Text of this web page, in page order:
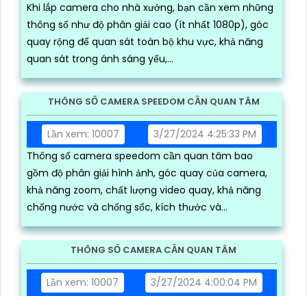
Khi lắp camera cho nhà xưởng, bạn cần xem những
thông số như độ phân giải cao (ít nhất 1080p), góc
quay rộng để quan sát toàn bộ khu vực, khả năng
quan sát trong ánh sáng yếu,...
THÔNG SỐ CAMERA SPEEDOM CẦN QUAN TÂM
Lần xem: 10007
3/27/2024 4:25:33 PM
Thông số camera speedom cần quan tâm bao
gồm độ phân giải hình ảnh, góc quay của camera,
khả năng zoom, chất lượng video quay, khả năng
chống nước và chống sốc, kích thước và...
THÔNG SỐ CAMERA CẦN QUAN TÂM
Lần xem: 10007
3/27/2024 4:00:04 PM